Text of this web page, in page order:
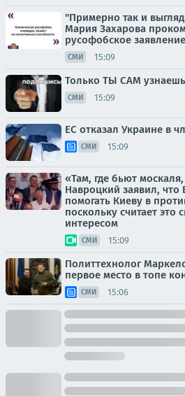
"Примерно так и
Мария Захарова
русофобское
СМИ 15:09
Только ТЫ САМ
СМИ 15:09
ЕС отказал Украине в
СМИ 15:09
«Там, где бьют
Навроцкий заявил,
помогать Киеву в
поскольку считает это
интересом
СМИ 15:09
Политтехнолог
первое место в топе
СМИ 15:06